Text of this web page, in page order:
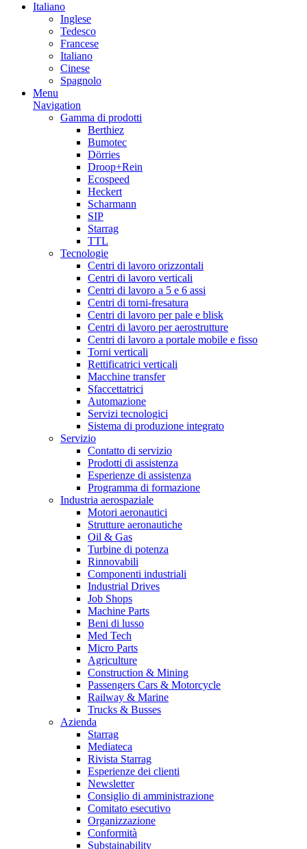
Italiano
Inglese
Tedesco
Francese
Italiano
Cinese
Spagnolo
Menu
Navigation
Gamma di prodotti
Berthiez
Bumotec
Dörries
Droop+Rein
Ecospeed
Heckert
Scharmann
SIP
Starrag
TTL
Tecnologie
Centri di lavoro orizzontali
Centri di lavoro verticali
Centri di lavoro a 5 e 6 assi
Centri di torni-fresatura
Centri di lavoro per pale e blisk
Centri di lavoro per aerostrutture
Centri di lavoro a portale mobile e fisso
Torni verticali
Rettificatrici verticali
Macchine transfer
Sfaccettatrici
Automazione
Servizi tecnologici
Sistema di produzione integrato
Servizio
Contatto di servizio
Prodotti di assistenza
Esperienze di assistenza
Programma di formazione
Industria aerospaziale
Motori aeronautici
Strutture aeronautiche
Oil & Gas
Turbine di potenza
Rinnovabili
Componenti industriali
Industrial Drives
Job Shops
Machine Parts
Beni di lusso
Med Tech
Micro Parts
Agriculture
Construction & Mining
Passengers Cars & Motorcycle
Railway & Marine
Trucks & Busses
Azienda
Starrag
Mediateca
Rivista Starrag
Esperienze dei clienti
Newsletter
Consiglio di amministrazione
Comitato esecutivo
Organizzazione
Conformità
Substainability